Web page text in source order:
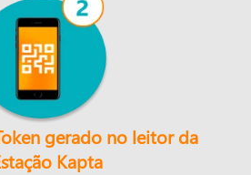
gerado no leitor da
Kapta